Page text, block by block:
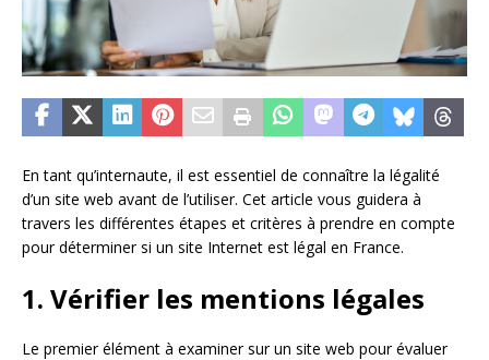
En tant qu’internaute, il est essentiel de connaître la légalité
d’un site web avant de l’utiliser. Cet article vous guidera à
travers les différentes étapes et critères à prendre en compte
pour déterminer si un site Internet est légal en France.
1. Vérifier les mentions légales
Le premier élément à examiner sur un site web pour évaluer